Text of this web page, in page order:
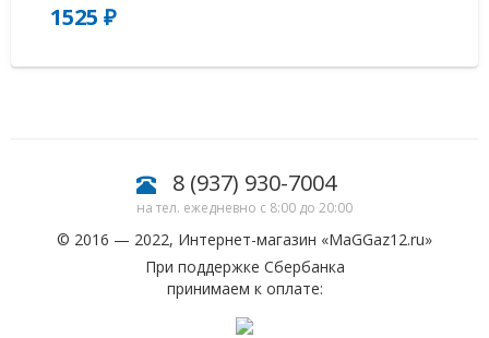
1525 ₽
8 (937) 930-7004
на тел. ежедневно с 8:00 до 20:00
© 2016 — 2022, Интернет-магазин «MaGGaz12.ru»
При поддержке Сбербанка
принимаем к оплате: